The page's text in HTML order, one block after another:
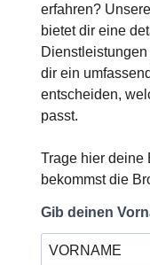
erfahren?
bietet dir eine
dir ein
entscheiden,
passt.
Trage hier deine
bekommst die
Gib deinen